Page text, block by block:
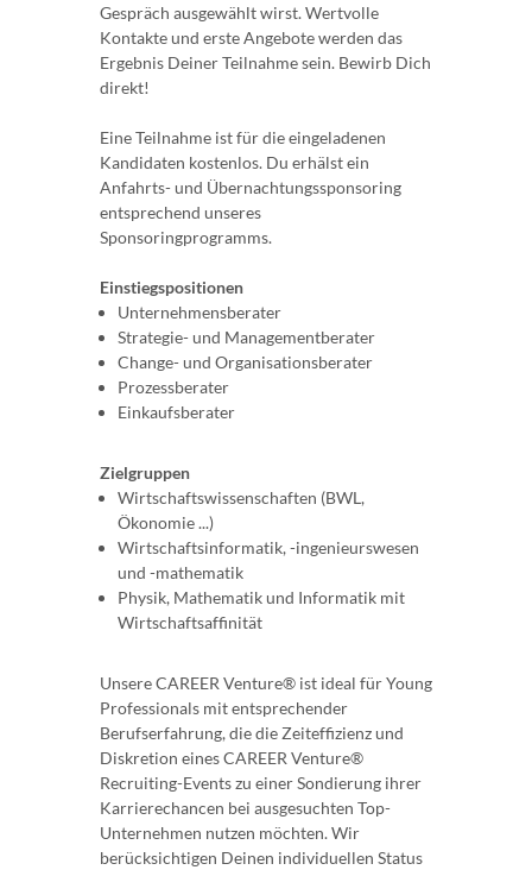
Gespräch ausgewählt wirst. Wertvolle
Kontakte und erste Angebote werden das
Ergebnis Deiner Teilnahme sein. Bewirb Dich
direkt!
Eine Teilnahme ist für die eingeladenen
Kandidaten kostenlos. Du erhälst ein
Anfahrts- und Übernachtungssponsoring
entsprechend unseres
Sponsoringprogramms.
Einstiegspositionen
Unternehmensberater
Strategie- und Managementberater
Change- und Organisationsberater
Prozessberater
Einkaufsberater
Zielgruppen
Wirtschaftswissenschaften (BWL,
Ökonomie ...)
Wirtschaftsinformatik, -ingenieurswesen
und -mathematik
Physik, Mathematik und Informatik mit
Wirtschaftsaffinität
Unsere CAREER Venture® ist ideal für Young
Professionals mit entsprechender
Berufserfahrung, die die Zeiteffizienz und
Diskretion eines CAREER Venture®
Recruiting-Events zu einer Sondierung ihrer
Karrierechancen bei ausgesuchten Top-
Unternehmen nutzen möchten. Wir
berücksichtigen Deinen individuellen Status